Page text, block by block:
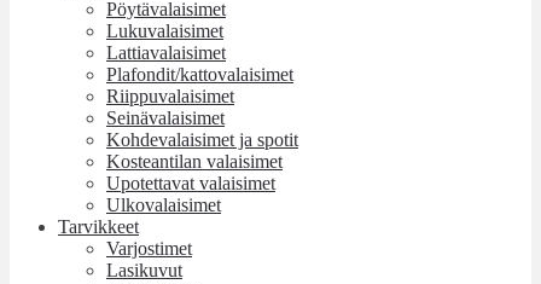
Pöytävalaisimet
Lukuvalaisimet
Lattiavalaisimet
Plafondit/kattovalaisimet
Riippuvalaisimet
Seinävalaisimet
Kohdevalaisimet ja spotit
Kosteantilan valaisimet
Upotettavat valaisimet
Ulkovalaisimet
Tarvikkeet
Varjostimet
Lasikuvut